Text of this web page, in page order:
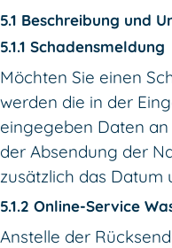
5.1 Beschreibung und
5.1.1 Schadensmeldung
Möchten Sie einen
werden die in der
eingegeben Daten
der Absendung der
zusätzlich das
5.1.2 Online-Service
Anstelle der